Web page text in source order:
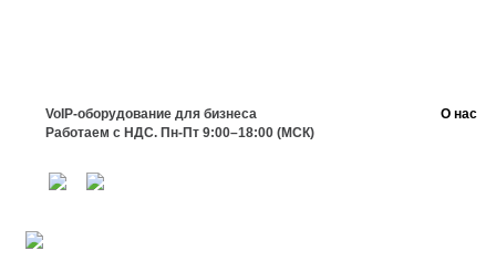
VoIP-оборудование для бизнеса
Работаем с НДС. Пн-Пт 9:00–18:00 (МСК)
О нас